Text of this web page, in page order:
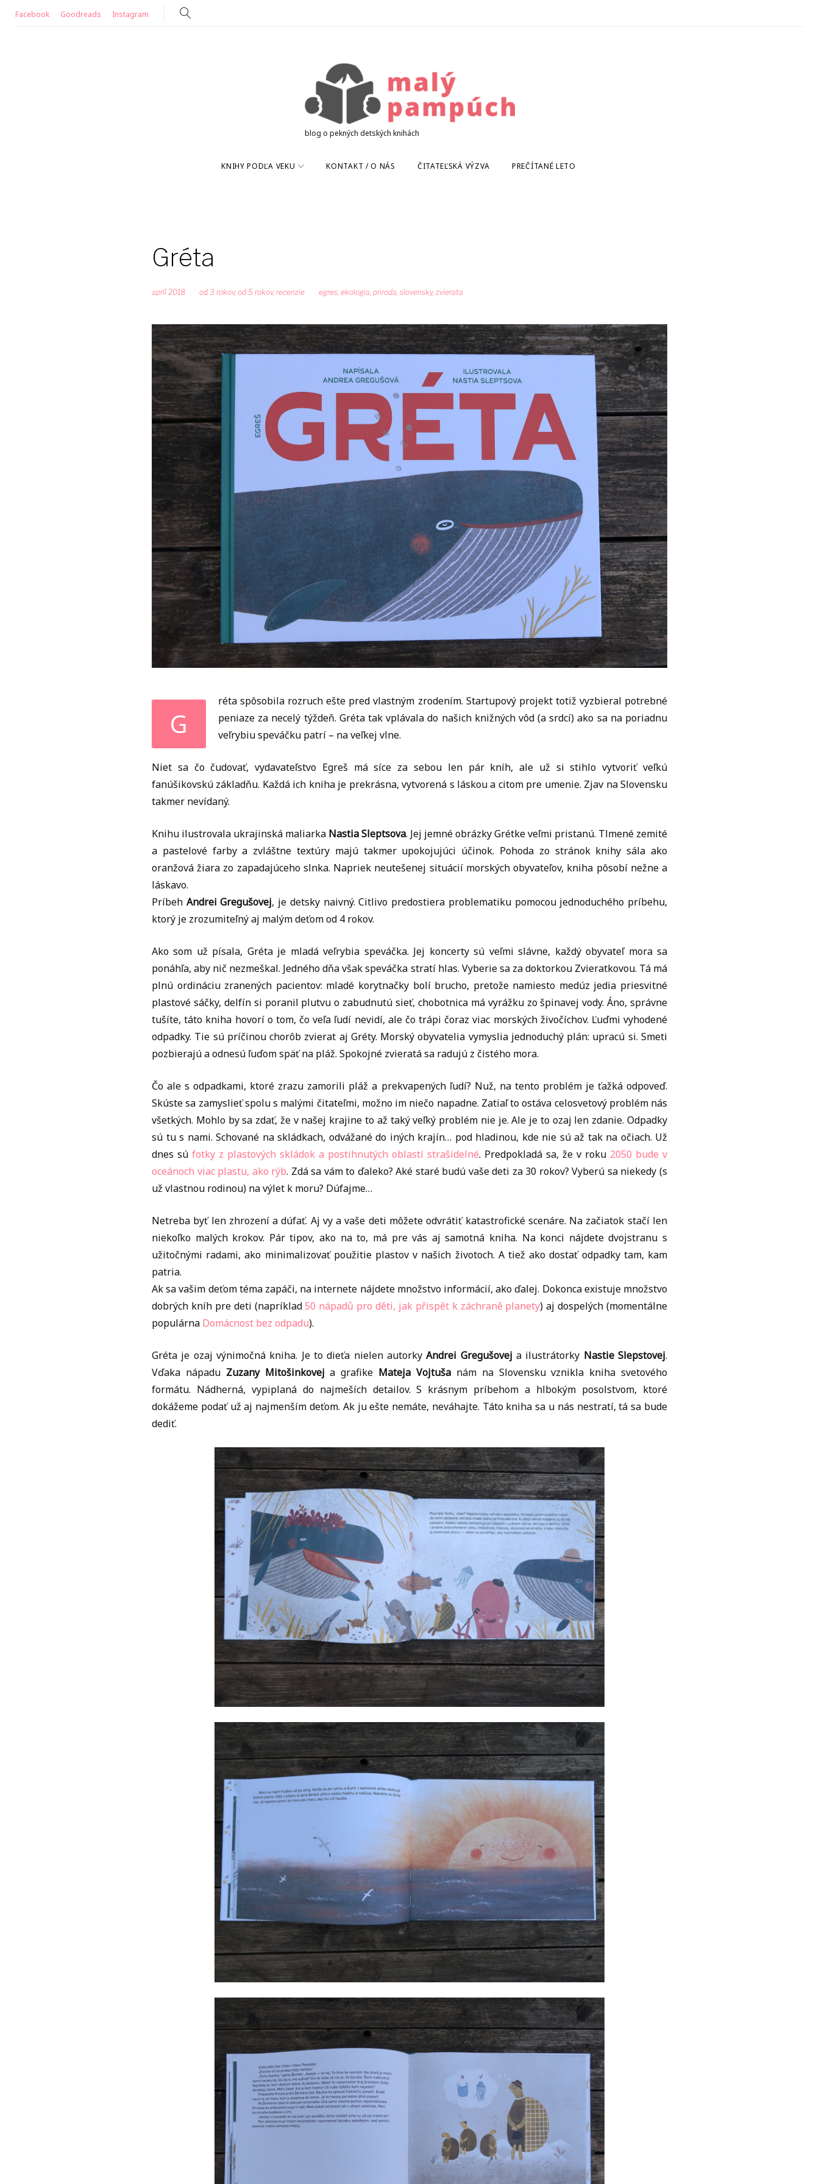
Facebook Goodreads Instagram
blog o pekných detských knihách
KNIHY PODĽA VEKU KONTAKT / O NÁS ČITATEĽSKÁ VÝZVA PREČÍTANÉ LETO
Gréta
apríl 2018 od 3 rokov, od 5 rokov, recenzie egres, ekologia, priroda, slovensky, zvierata
G
réta spôsobila rozruch ešte pred vlastným zrodením. Startupový projekt totiž vyzbieral potrebné
peniaze za necelý týždeň. Gréta tak vplávala do našich knižných vôd (a srdcí) ako sa na poriadnu
veľrybiu speváčku patrí – na veľkej vlne.
Niet sa čo čudovať, vydavateľstvo Egreš má síce za sebou len pár kníh, ale už si stihlo vytvoriť veľkú
fanúšikovskú základňu. Každá ich kniha je prekrásna, vytvorená s láskou a citom pre umenie. Zjav na Slovensku
takmer nevídaný.
Knihu ilustrovala ukrajinská maliarka Nastia Sleptsova. Jej jemné obrázky Grétke veľmi pristanú. Tlmené zemité
a pastelové farby a zvláštne textúry majú takmer upokojujúci účinok. Pohoda zo stránok knihy sála ako
oranžová žiara zo zapadajúceho slnka. Napriek neutešenej situácií morských obyvateľov, kniha pôsobí nežne a
láskavo.
Príbeh Andrei Gregušovej, je detsky naivný. Citlivo predostiera problematiku pomocou jednoduchého príbehu,
ktorý je zrozumiteľný aj malým deťom od 4 rokov.
Ako som už písala, Gréta je mladá veľrybia speváčka. Jej koncerty sú veľmi slávne, každý obyvateľ mora sa
ponáhľa, aby nič nezmeškal. Jedného dňa však speváčka stratí hlas. Vyberie sa za doktorkou Zvieratkovou. Tá má
plnú ordináciu zranených pacientov: mladé korytnačky bolí brucho, pretože namiesto medúz jedia priesvitné
plastové sáčky, delfín si poranil plutvu o zabudnutú sieť, chobotnica má vyrážku zo špinavej vody. Áno, správne
tušíte, táto kniha hovorí o tom, čo veľa ľudí nevidí, ale čo trápi čoraz viac morských živočíchov. Ľuďmi vyhodené
odpadky. Tie sú príčinou chorôb zvierat aj Gréty. Morský obyvatelia vymyslia jednoduchý plán: upracú si. Smeti
pozbierajú a odnesú ľuďom späť na pláž. Spokojné zvieratá sa radujú z čistého mora.
Čo ale s odpadkami, ktoré zrazu zamorili pláž a prekvapených ľudí? Nuž, na tento problém je ťažká odpoveď.
Skúste sa zamyslieť spolu s malými čitateľmi, možno im niečo napadne. Zatiaľ to ostáva celosvetový problém nás
všetkých. Mohlo by sa zdať, že v našej krajine to až taký veľký problém nie je. Ale je to ozaj len zdanie. Odpadky
sú tu s nami. Schované na skládkach, odvážané do iných krajín… pod hladinou, kde nie sú až tak na očiach. Už
dnes sú fotky z plastových skládok a postihnutých oblastí strašidelné. Predpokladá sa, že v roku 2050 bude v
oceánoch viac plastu, ako rýb. Zdá sa vám to ďaleko? Aké staré budú vaše deti za 30 rokov? Vyberú sa niekedy (s
už vlastnou rodinou) na výlet k moru? Dúfajme…
Netreba byť len zhrození a dúfať. Aj vy a vaše deti môžete odvrátiť katastrofické scenáre. Na začiatok stačí len
niekoľko malých krokov. Pár tipov, ako na to, má pre vás aj samotná kniha. Na konci nájdete dvojstranu s
užitočnými radami, ako minimalizovať použitie plastov v našich životoch. A tiež ako dostať odpadky tam, kam
patria.
Ak sa vašim deťom téma zapáči, na internete nájdete množstvo informácií, ako ďalej. Dokonca existuje množstvo
dobrých kníh pre deti (napríklad50 nápadů pro děti, jak přispět k záchraně planety) aj dospelých (momentálne
populárna Domácnost bez odpadu).
Gréta je ozaj výnimočná kniha. Je to dieťa nielen autorkyAndrei Gregušovej a ilustrátorky Nastie Slepstovej.
Vďaka nápadu Zuzany Mitošinkovej a grafike Mateja Vojtušanám na Slovensku vznikla kniha svetového
formátu. Nádherná, vypiplaná do najmeších detailov. S krásnym príbehom a hlbokým posolstvom, ktoré
dokážeme podať už aj najmenším deťom. Ak ju ešte nemáte, neváhajte. Táto kniha sa u nás nestratí, tá sa bude
dediť.